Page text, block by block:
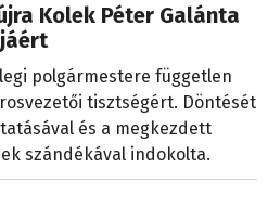
Kolek Péter Galánta
polgármestere független
tisztségért. Döntését
és a megkezdett
szándékával indokolta.